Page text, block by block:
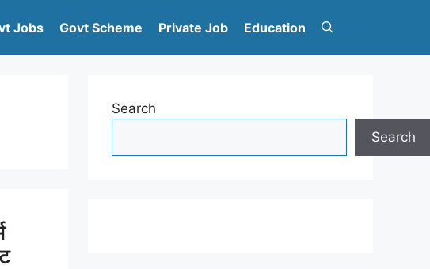
Jobs Govt Scheme Private Job Education
Search
Search